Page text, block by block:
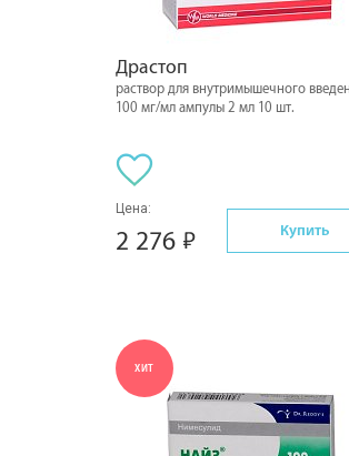
Драстоп
раствор для внутримышечного
100 мг/мл ампулы 2 мл 10 шт.
Цена:
2 276 Купить
ХИТ